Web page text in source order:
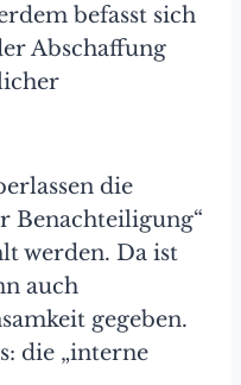
befasst sich
Abschaffung
die
Benachteiligung“
werden. Da ist
auch
gegeben.
die „interne